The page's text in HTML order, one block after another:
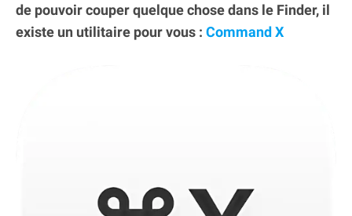
de pouvoir couper quelque chose dans le Finder, il
existe un utilitaire pour vous : Command X